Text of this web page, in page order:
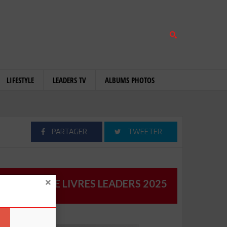
LIFESTYLE LEADERS TV ALBUMS PHOTOS
PARTAGER TWEETER
CATALOGUE LIVRES LEADERS 2025